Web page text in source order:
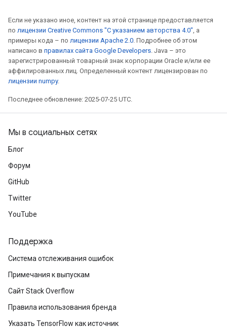
Если не указано иное, контент на этой странице предоставляется
по лицензии Creative Commons "С указанием авторства 4.0", а
примеры кода – по лицензии Apache 2.0. Подробнее об этом
написано в правилах сайта Google Developers. Java – это
зарегистрированный товарный знак корпорации Oracle и/или ее
аффилированных лиц. Определенный контент лицензирован по
лицензии numpy.
Последнее обновление: 2025-07-25 UTC.
Мы в социальных сетях
Блог
Форум
GitHub
Twitter
YouTube
Поддержка
Система отслеживания ошибок
Примечания к выпускам
Сайт Stack Overflow
Правила использования бренда
Указать TensorFlow как источник